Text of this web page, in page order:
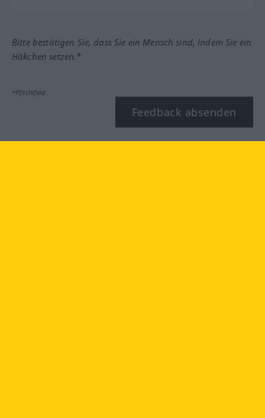
Bitte bestätigen Sie, dass Sie ein Mensch sind, indem Sie ein
Häkchen setzen.*
*Pflichtfeld
Feedback absenden